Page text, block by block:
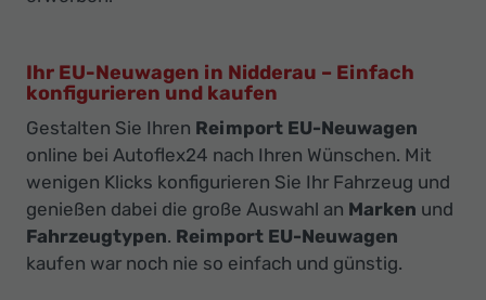
Ihr EU-Neuwagen in Nidderau – Einfach
konfigurieren und kaufen
Gestalten Sie Ihren Reimport EU-Neuwagen
online bei Autoflex24 nach Ihren Wünschen. Mit
wenigen Klicks konfigurieren Sie Ihr Fahrzeug und
genießen dabei die große Auswahl an Marken und
Fahrzeugtypen. Reimport EU-Neuwagen
kaufen war noch nie so einfach und günstig.